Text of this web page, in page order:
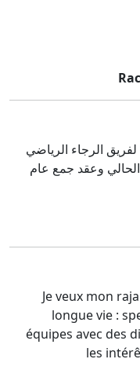
الرجاء الرياضي
وعقد جمع عام
Je veux mon
longue vie :
équipes avec des
les